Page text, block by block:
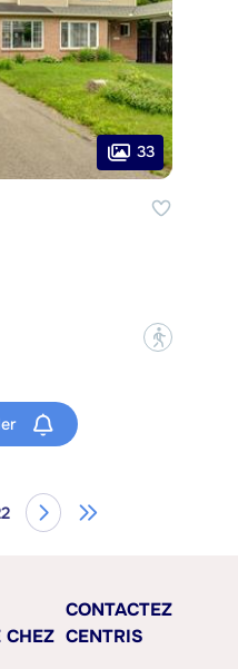
33
?
CHEZ
CONTACTEZ
CENTRIS